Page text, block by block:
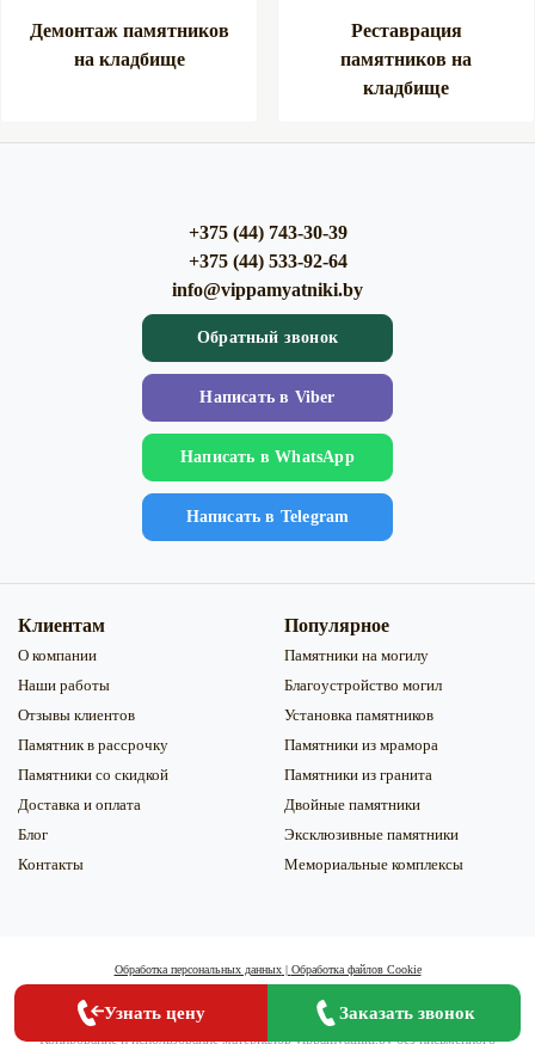
Демонтаж памятников
на кладбище
Реставрация
памятников на
кладбище
+375 (44) 743-30-39
+375 (44) 533-92-64
info@vippamyatniki.by
Обратный звонок
Напиcать в Viber
Напиcать в WhatsApp
Напиcать в Telegram
Клиентам
О компании
Наши работы
Отзывы клиентов
Памятник в рассрочку
Памятники со скидкой
Доставка и оплата
Блог
Контакты
Популярное
Памятники на могилу
Благоустройство могил
Установка памятников
Памятники из мрамора
Памятники из гранита
Двойные памятники
Эксклюзивные памятники
Мемориальные комплексы
Обработка персональных данных| Обработка файлов Сookie
Информация на сайте не является публичной офертой и носит справочный
характер. Изображения товаров могут отличаться от реальных.
Копирование и использование материалов vippamyatniki.by без письменного
Узнать цену Заказать звонок